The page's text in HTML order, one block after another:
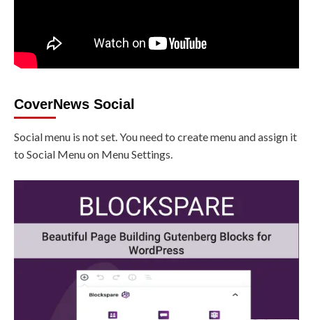
CoverNews Social
Social menu is not set. You need to create menu and assign it
to Social Menu on Menu Settings.